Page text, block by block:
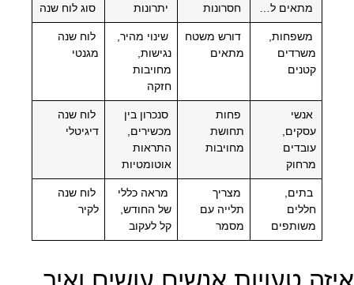
מתאים ל… חסרונות יתרונות סוג לוח שנה
משפחות,
משרדים
קטנים
דורש משטח
מתאים
שינוי מהיר,
נגישות,
מחויבות
חזקה
לוח שנה
מגנטי
אנשי
עסקים,
עובדים
מרחוק
פחות
תחושת
מחויבות
סנכרון בין
מכשירים,
התראות
אוטומטיות
לוח שנה
דיגיטלי
בתים,
חללים
משותפים
מצריך
תלייה עם
מסמר
מראה כללי
של החודש,
קל לעקוב
לוח שנה
לקיר